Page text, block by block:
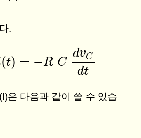
.
(t) = −R C
dvC
dt
Cd vC dt
은 다음과 같이 쓸 수 있습